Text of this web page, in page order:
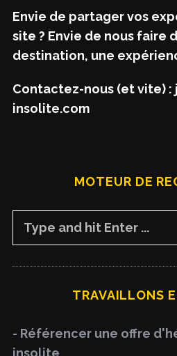
Envie de partager vos
site ? Envie de nous faire
destination, une
Contactez-nous (et vite) :
insolite.com
MOTEUR DE
f
TRAVAILLONS
- Référencer une offre
insolite